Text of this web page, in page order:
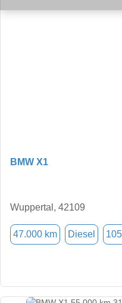
BMW X1
Wuppertal, 42109
47.000 km Diesel